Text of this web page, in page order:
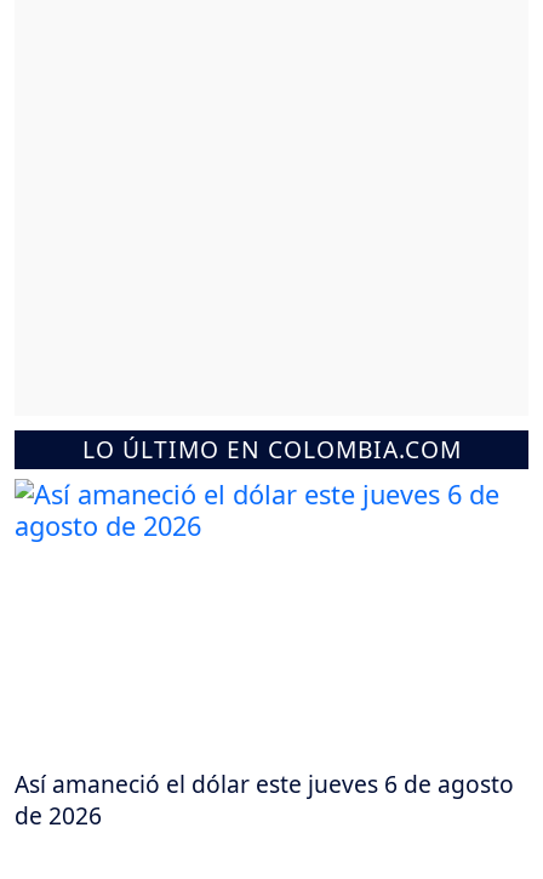
LO ÚLTIMO EN COLOMBIA.COM
Así amaneció el dólar este jueves 6 de agosto
de 2026